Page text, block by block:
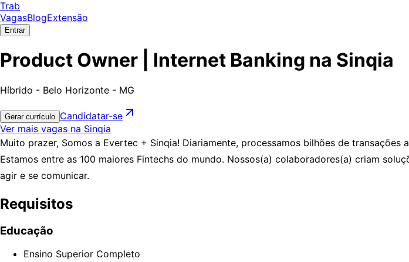
Trab
VagasBlogExtensão
Entrar
Product Owner | Internet Banking na Sinqia
Híbrido - Belo Horizonte - MG
Gerar currículo Candidatar-se
Ver mais vagas na Sinqia
Muito prazer, Somos a Evertec + Sinqia! Diariamente, processamos bilhões de
Estamos entre as 100 maiores Fintechs do mundo. Nossos(a) colaboradores(a) criam
agir e se comunicar.
Requisitos
Educação
Ensino Superior Completo